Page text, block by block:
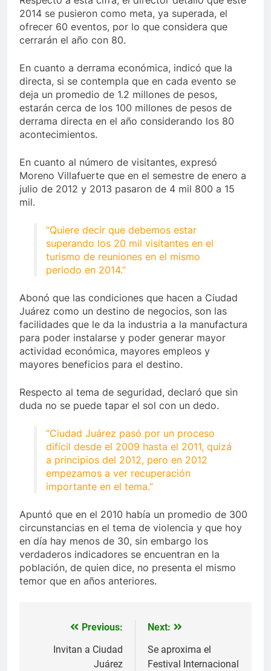
2014 se pusieron como meta, ya superada, el
ofrecer 60 eventos, por lo que considera que
cerrarán el año con 80.
En cuanto a derrama económica, indicó que la
directa, si se contempla que en cada evento se
deja un promedio de 1.2 millones de pesos,
estarán cerca de los 100 millones de pesos de
derrama directa en el año considerando los 80
acontecimientos.
En cuanto al número de visitantes, expresó
Moreno Villafuerte que en el semestre de enero a
julio de 2012 y 2013 pasaron de 4 mil 800 a 15
mil.
“Quiere decir que debemos estar
superando los 20 mil visitantes en el
turismo de reuniones en el mismo
periodo en 2014.”
Abonó que las condiciones que hacen a Ciudad
Juárez como un destino de negocios, son las
facilidades que le da la industria a la manufactura
para poder instalarse y poder generar mayor
actividad económica, mayores empleos y
mayores beneficios para el destino.
Respecto al tema de seguridad, declaró que sin
duda no se puede tapar el sol con un dedo.
“Ciudad Juárez pasó por un proceso
difícil desde el 2009 hasta el 2011, quizá
a principios del 2012, pero en 2012
empezamos a ver recuperación
importante en el tema.”
Apuntó que en el 2010 había un promedio de 300
circunstancias en el tema de violencia y que hoy
en día hay menos de 30, sin embargo los
verdaderos indicadores se encuentran en la
población, de quien dice, no presenta el mismo
temor que en años anteriores.
Navegación
Previous:
Invitan a Ciudad
Juárez
Next:
Se aproxima el
Festival Internacional